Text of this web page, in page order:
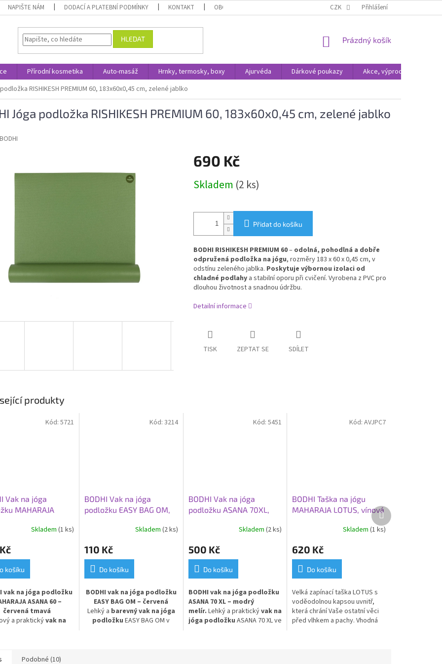
NAPIŠTE NÁM DODACÍ A PLATEBNÍ PODMÍNKY KONTAKT OBCHODNÍ PODMÍNKY ODSTOUPENÍ OD SMLOUVY OCHRANA
CZK Přihlášení
HLEDAT
NÁKUPNÍ
Prázdný košík
Přírodní kosmetika Auto-masáž Hrnky, termosky, boxy Ajurvéda Dárkové poukazy
Akce, výprodej
RISHIKESH PREMIUM 60, 183x60x0,45 cm, zelené jablko
Jóga podložka RISHIKESH PREMIUM 60, 183x60x0,45 cm, zelené jablko
BODHI
690 Kč
cena:
Skladem (2 ks)
Přidat do košíku
BODHI RISHIKESH PREMIUM 60– odolná, pohodlná a dobře
odpružená podložka na jógu, rozměry 183 x 60 x 0,45 cm, v
odstínu zeleného jablka. Poskytuje výbornou izolaci od
chladné podlahya stabilní oporu při cvičení. Vyrobena z PVC pro
dlouhou životnost a snadnou údržbu.
Detailní informace
TISK ZEPTAT SE SDÍLET
produkty
Vak na jóga
MAHARAJA
Skladem (1 ks)
košíku
vak na jóga podložku
ASANA 60 –
červená tmavá
a praktickývak na
, zajišťuje odolnost a
Kód: 5721
BODHI Vak na jóga
podložku EASY BAG OM,
Skladem (2 ks)
110 Kč
Do košíku
BODHI vak na jóga podložku
EASY BAG OM – červená
Lehký a barevný vak na jóga
podložku EASY BAG OM v
Kód: 3214
BODHI Vak na jóga
podložku ASANA 70XL,
Skladem(2 ks)
500 Kč
Do košíku
BODHI vak na jóga podložku
ASANA 70 XL – modrý
melír. Lehký a praktickývak na
jóga podložku ASANA 70 XL ve
Kód:5451
BODHI Taška na jógu
MAHARAJA LOTUS, vínová
Skladem (1 ks)
620 Kč
Do košíku
Velká zapínací taška LOTUS s
voděodolnou kapsou uvnitř,
která chrání Vaše ostatní věci
před vlhkem a pachy. Vhodná
Kód: AVJPC7
Další
produkt
Podobné (10)